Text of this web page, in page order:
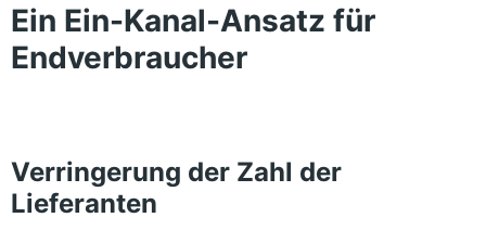
Ein Ein-Kanal-Ansatz für
Endverbraucher
Verringerung der Zahl der
Lieferanten